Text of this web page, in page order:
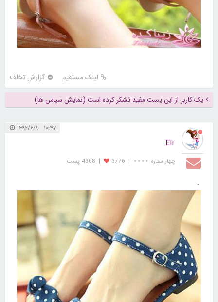
لینک مستقیم گزارش تخلف
یک کاربر از این پست مفید تشکر کرده است (نمایش سپاس ها)
۱۰:۴۷ ۱۳۹۲/۶/۹
Eli
چهار ستاره ⋆⋆⋆⋆ |
3776
| 4308 پست
.